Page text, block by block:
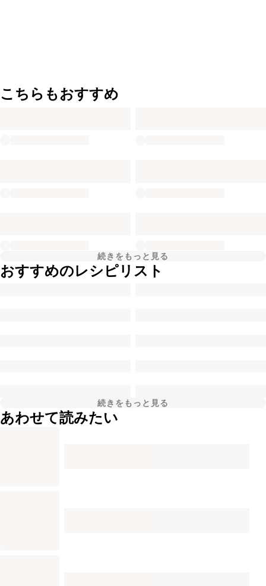
こちらもおすすめ
続きをもっと見る
おすすめのレシピリスト
続きをもっと見る
あわせて読みたい